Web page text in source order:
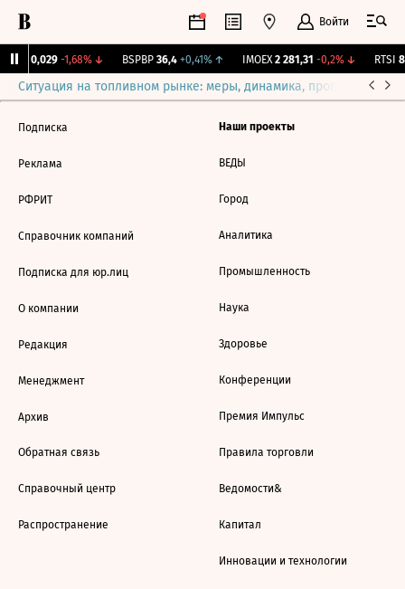
Войти
0,029 -1,68%↓ BSPBP 36,4 +0,41%↑ IMOEX 2 281,31 -0,2%↓ RTSI
Ситуация на топливном рынке: меры, динамика, прогнозы
Подписка
Реклама
РФРИТ
Справочник компаний
Подписка для юр.лиц
О компании
Редакция
Менеджмент
Архив
Обратная связь
Справочный центр
Распространение
Наши проекты
ВЕДЫ
Город
Аналитика
Промышленность
Наука
Здоровье
Конференции
Премия Импульс
Правила торговли
Ведомости&
Капитал
Инновации и технологии